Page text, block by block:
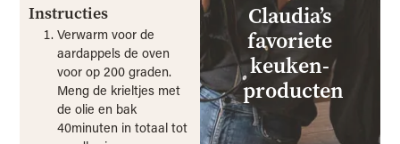
Instructies
Verwarm voor de
aardappels de oven
voor op 200 graden.
Meng de krieltjes met
de olie en bak
40minuten in totaal tot
Claudia’s
favoriete
keuken­
producten